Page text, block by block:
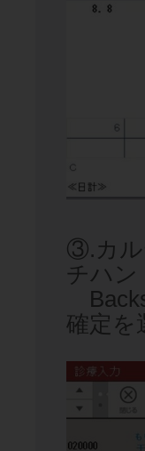
③.カル
チハ
確定を